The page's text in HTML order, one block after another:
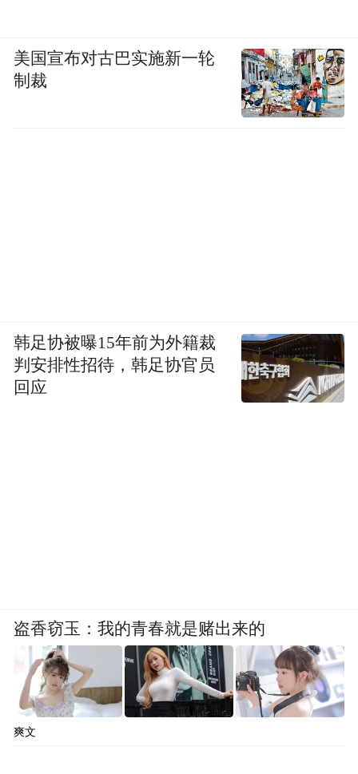
美国宣布对古巴实施新一轮
制裁
韩足协被曝15年前为外籍裁
判安排性招待，韩足协官员
回应
盗香窃玉：我的青春就是赌出来的
爽文